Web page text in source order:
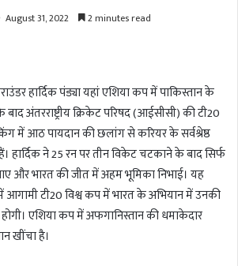
August 31, 2022 2 minutes read
हार्दिक पंड्या यहां एशिया कप में पाकिस्तान के
अंतरराष्ट्रीय क्रिकेट परिषद (आईसीसी) की टी20
में आठ पायदान की छलांग से करियर के सर्वश्रेष्ठ
हार्दिक ने 25 रन पर तीन विकेट चटकाने के बाद सिर्फ
और भारत की जीत में अहम भूमिका निभाई। यह
आगामी टी20 विश्व कप में भारत के अभियान में उनकी
एशिया कप में अफगानिस्तान की धमाकेदार
खींचा है।